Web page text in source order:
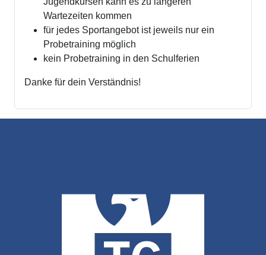
Wartezeiten kommen
für jedes Sportangebot ist jeweils nur ein
Probetraining möglich
kein Probetraining in den Schulferien
Danke für dein Verständnis!